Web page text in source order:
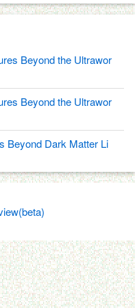
Beyond the Ultrawor
Beyond the Ultrawor
Beyond Dark Matter Li